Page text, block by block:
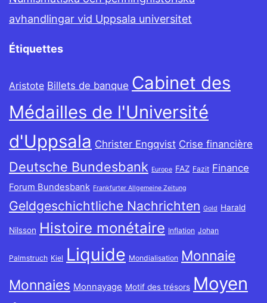
avhandlingar vid Uppsala universitet
Étiquettes
Aristote Billets de banque Cabinet des
Médailles de l'Université
d'Uppsala Christer Engqvist Crise financière
Deutsche Bundesbank Europe FAZ Fazit Finance
Forum Bundesbank Frankfurter Allgemeine Zeitung
Geldgeschichtliche Nachrichten Gold Harald
Nilsson Histoire monétaire Inflation Johan
Palmstruch Kiel Liquide Mondialisation Monnaie
Monnaies Monnayage Motif des trésors Moyen